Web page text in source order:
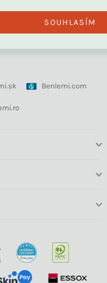
SOUHLASÍM
ochrany osobních
Benlemi.com